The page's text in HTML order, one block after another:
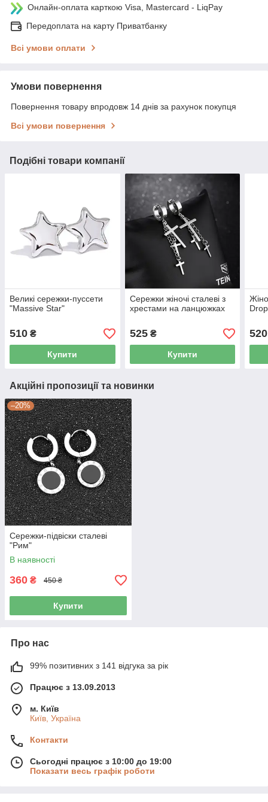
Онлайн-оплата карткою Visa, Mastercard - LiqPay
Передоплата на карту Приватбанку
Всі умови оплати
Умови повернення
Повернення товару впродовж 14 днів за рахунок покупця
Всі умови повернення
Подібні товари компанії
Великі сережки-пуссети
"Massive Star"
510 ₴
Купити
Сережки жіночі сталеві з
хрестами на ланцюжках
525₴
Купити
520
Акційні пропозиції та новинки
–20%
Сережки-підвіски сталеві
"Рим"
В наявності
360 ₴ 450 ₴
Купити
Про нас
99% позитивних з 141 відгука за рік
Працює з 13.09.2013
м. Київ
Київ, Україна
Контакти
Сьогодні працює з 10:00 до 19:00
Показати весь графік роботи